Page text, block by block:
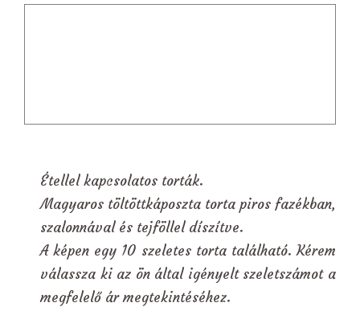
Étellel kapcsolatos torták.
Magyaros töltöttkáposzta torta piros fazékban,
szalonnával és tejföllel díszítve.
A képen egy 10 szeletes torta található. Kérem
válassza ki az ön által igényelt szeletszámot a
megfelelő ár megtekintéséhez.